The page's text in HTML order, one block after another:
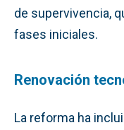
de supervivencia,
fases iniciales.
Renovación
La reforma ha